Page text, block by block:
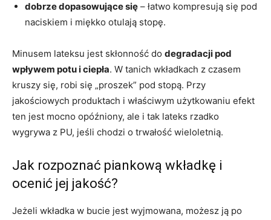
dobrze dopasowujące się – łatwo kompresują się pod
naciskiem i miękko otulają stopę.
Minusem lateksu jest skłonność do degradacji pod
wpływem potu i ciepła. W tanich wkładkach z czasem
kruszy się, robi się „proszek” pod stopą. Przy
jakościowych produktach i właściwym użytkowaniu efekt
ten jest mocno opóźniony, ale i tak lateks rzadko
wygrywa z PU, jeśli chodzi o trwałość wieloletnią.
Jak rozpoznać piankową wkładkę i
ocenić jej jakość?
Jeżeli wkładka w bucie jest wyjmowana, możesz ją po